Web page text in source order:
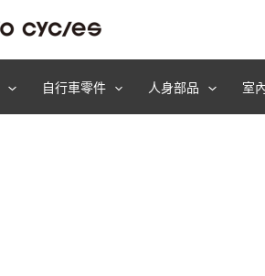
自行車零件 人身部品 室